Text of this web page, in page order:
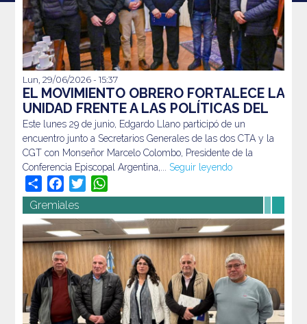
Este lunes 29 de junio, Edgardo Llano participó de un
encuentro junto a Secretarios Generales de las dos CTA y
la CGT con Monseñor Marcelo Colombo, Presidente de la
Conferencia Episcopal Argentina,...Seguir leyendo
Lun, 29/06/2026 - 15:37
EL MOVIMIENTO OBRERO FORTALECE LA
UNIDAD FRENTE A LAS POLÍTICAS DEL
GOBIERNO
Este lunes 29 de junio, Edgardo Llano participó de un
encuentro junto a Secretarios Generales de las dos CTA y la
CGT con Monseñor Marcelo Colombo, Presidente de la
Conferencia Episcopal Argentina,... Seguir leyendo
Share Facebook
Twitter
Gremiales